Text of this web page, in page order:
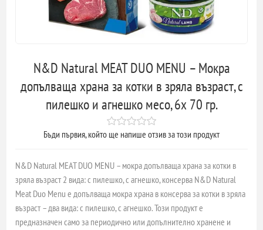
N&D Natural MEAT DUO MENU – Мокра
допълваща храна за котки в зряла възраст, с
пилешко и агнешко месо, 6х 70 гр.
Бъди първия, който ще напише отзив за този продукт
N&D Natural MEAT DUO MENU – мокра допълваща храна за котки в
зряла възраст 2 вида: с пилешко, с агнешко, консерва N&D Natural
Meat Duo Menu е допълваща мокра храна в консерва за котки в зряла
възраст – два вида: с пилешко, с агнешко. Този продукт е
предназначен само за периодично или допълнително хранене и